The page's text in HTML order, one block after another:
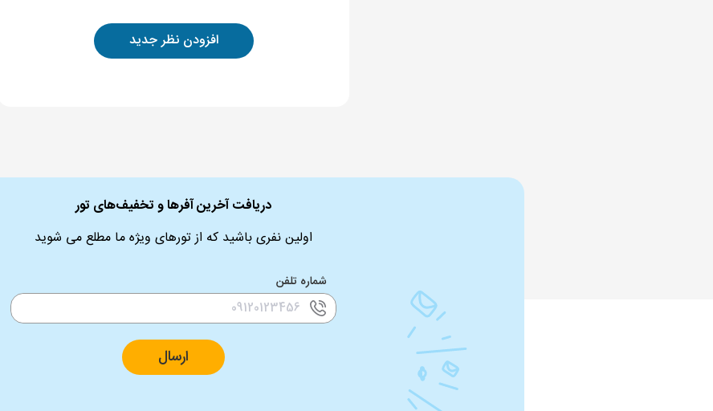
افزودن نظر جدید
دریافت آخرین آفرها و تخفیف‌های تور
اولین نفری باشید که از تورهای ویژه ما مطلع می شوید
شماره تلفن
ارسال